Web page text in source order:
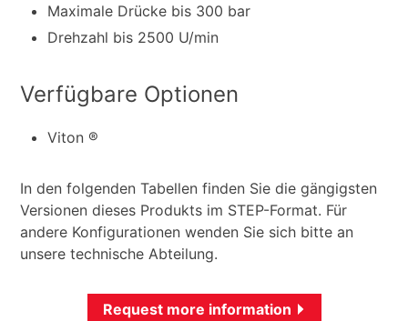
Maximale Drücke bis 300 bar
Drehzahl bis 2500 U/min
Verfügbare Optionen
Viton ®
In den folgenden Tabellen finden Sie die gängigsten
Versionen dieses Produkts im STEP-Format. Für
andere Konfigurationen wenden Sie sich bitte an
unsere technische Abteilung.
Request more information